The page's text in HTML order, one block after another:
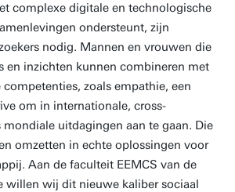
complexe digitale en technologische
ondersteunt, zijn
nodig. Mannen en vrouwen die
en inzichten kunnen combineren met
zoals empathie, een
om in internationale, cross-
uitdagingen aan te gaan. Die
omzetten in echte oplossingen voor
Aan de faculteit EEMCS van de
willen wij dit nieuwe kaliber sociaal